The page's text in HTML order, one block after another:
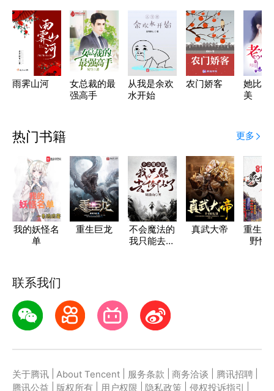
雨霁山河
女总裁的最
强高手
从我是余欢
水开始
农门娇客
她比星
美
热门书籍 更多
我的妖怪名
单
重生巨龙
不会魔法的
我只能去修
真武大帝
重生
野性
联系我们
关于腾讯 About Tencent 服务条款 商务洽谈 腾讯招聘
腾讯公益
版权所有 用户权限 隐私政策 侵权投诉指引